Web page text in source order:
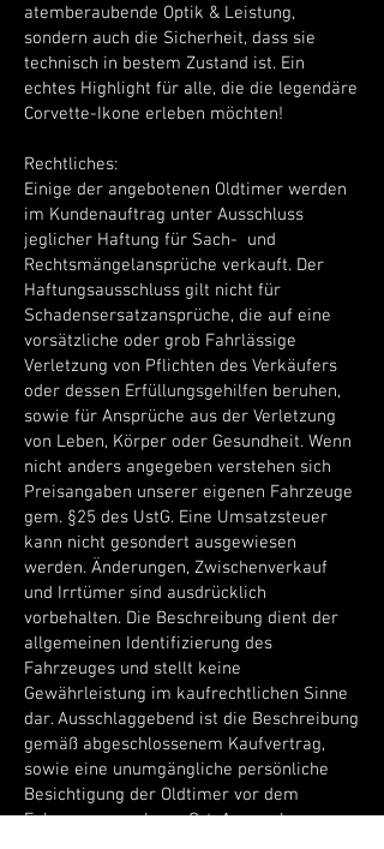
atemberaubende Optik & Leistung,
sondern auch die Sicherheit, dass sie
technisch in bestem Zustand ist. Ein
echtes Highlight für alle, die die legendäre
Corvette-Ikone erleben möchten!
Rechtliches:
Einige der angebotenen Oldtimer werden
im Kundenauftrag unter Ausschluss
jeglicher Haftung für Sach- und
Rechtsmängelansprüche verkauft. Der
Haftungsausschluss gilt nicht für
Schadensersatzansprüche, die auf eine
vorsätzliche oder grob Fahrlässige
Verletzung von Pflichten des Verkäufers
oder dessen Erfüllungsgehilfen beruhen,
sowie für Ansprüche aus der Verletzung
von Leben, Körper oder Gesundheit. Wenn
nicht anders angegeben verstehen sich
Preisangaben unserer eigenen Fahrzeuge
gem. §25 des UstG. Eine Umsatzsteuer
kann nicht gesondert ausgewiesen
werden. Änderungen, Zwischenverkauf
und Irrtümer sind ausdrücklich
vorbehalten. Die Beschreibung dient der
allgemeinen Identifizierung des
Fahrzeuges und stellt keine
Gewährleistung im kaufrechtlichen Sinne
dar. Ausschlaggebend ist die Beschreibung
gemäß abgeschlossenem Kaufvertrag,
sowie eine unumgängliche persönliche
Besichtigung der Oldtimer vor dem
Fahrzeugerwerb vor Ort. Angegebene